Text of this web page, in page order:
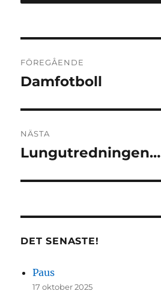
FÖREGÅENDE
Föregående
Damfotboll
NÄSTA
Nästa
Lungutredningen…
DET SENASTE!
Paus
17 oktober 2025